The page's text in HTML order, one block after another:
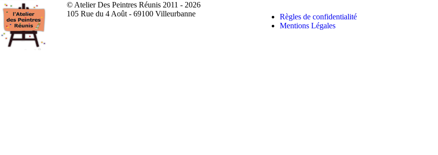
© Atelier Des Peintres Réunis 2011 - 2026
105 Rue du 4 Août - 69100 Villeurbanne
Règles de confidentialité
Mentions Légales